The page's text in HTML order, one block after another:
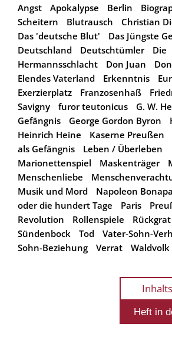
Angst
Apokalypse Berlin
Scheitern
Blutrausch
Christian
Das 'deutsche Blut'
Das Jüngste
Deutschland
Deutschtümler
Die
Hermannsschlacht
Don Juan
Elendes Vaterland
Erkenntnis
Exerzierplatz
Franzosenhaß
Savigny
furor teutonicus G. W.
Gefängnis
George Gordon Byron
Heinrich Heine
Kaserne Preußen
als Gefängnis
Leben / Überleben
Marionettenspiel
Maskenträger
Menschenliebe
Musik und Mord
Napoleon
oder die hundert Tage
Paris
Revolution
Rollenspiele Rückgrat
Sündenbock
Tod
Vater-Sohn-
Sohn-Beziehung
Verrat Waldvolk